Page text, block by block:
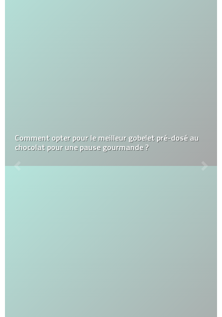
Comment opter pour le meilleur gobelet pré-dosé au
chocolat pour une pause gourmande ?